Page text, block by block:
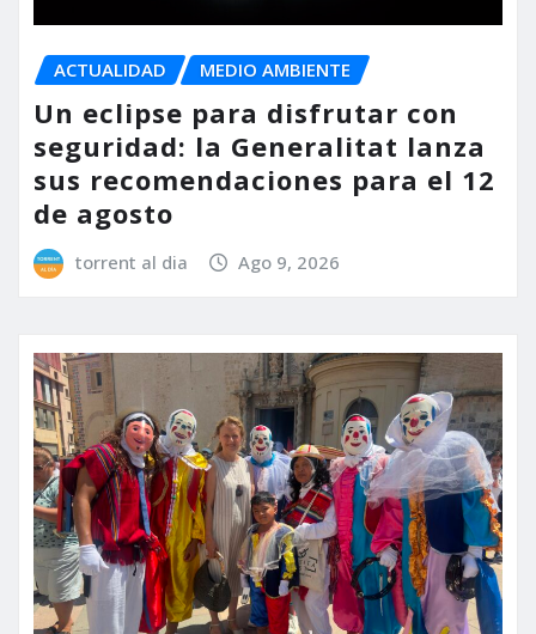
ACTUALIDAD MEDIO AMBIENTE
Un eclipse para disfrutar con
seguridad: la Generalitat lanza
sus recomendaciones para el 12
de agosto
torrent al dia Ago 9, 2026